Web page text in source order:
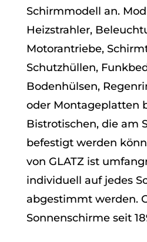
Schirmmodell an.
Heizstrahler,
Motorantriebe,
Schutzhüllen,
Bodenhülsen,
oder Montageplatten
Bistrotischen, die am
befestigt werden
von GLATZ ist
individuell auf jedes
abgestimmt werden.
Sonnenschirme seit